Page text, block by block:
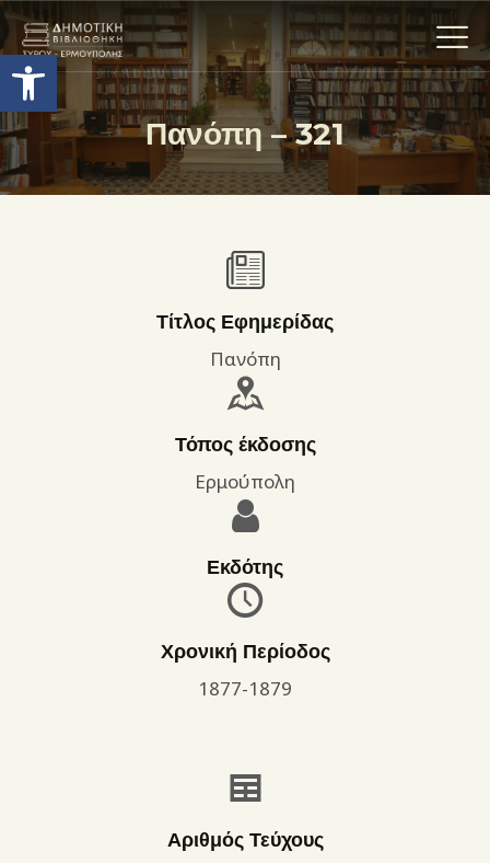
Ανοίξτε τη γραμμή εργαλείων
Πανόπη – 321
Η ΒΙΒΛΙΟΘΗΚΗ
ΟΙ ΣΥΛΛΟΓΈΣ
ΔΡΑΣΤΗΡΙΟΤΗΤΕΣ
ΕΠΙΚΟΙΝΩΝΊΑ
ΌΡΟΙ ΧΡΉΣΗΣ
Τίτλος Εφημερίδας
Πανόπη
Τόπος έκδοσης
Ερμούπολη
Εκδότης
Χρονική Περίοδος
1877-1879
Αριθμός Τεύχους